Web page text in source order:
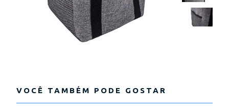
VOCÊ TAMBÉM PODE GOSTAR